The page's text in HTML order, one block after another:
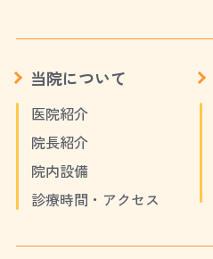
当院について
医院紹介
院長紹介
院内設備
診療時間・アクセス